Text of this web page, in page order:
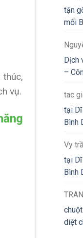
vụ.
tận
mối
Dịch
–
tac
tại
Bình
Vy
tại
Bình
diệt